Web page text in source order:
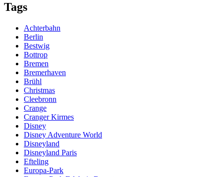
Tags
Achterbahn
Berlin
Bestwig
Bottrop
Bremen
Bremerhaven
Brühl
Christmas
Cleebronn
Crange
Cranger Kirmes
Disney
Disney Adventure World
Disneyland
Disneyland Paris
Efteling
Europa-Park